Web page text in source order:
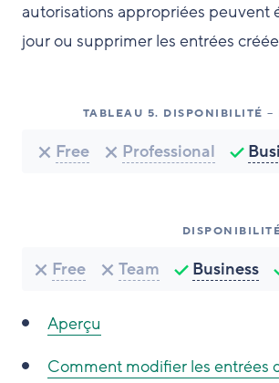
autorisations appropriées peuvent
jour ou supprimer les entrées
TABLEAU 5. DISPONIBILITÉ –
Free Professional
Free Team Business
Aperçu
Comment modifier les entrées